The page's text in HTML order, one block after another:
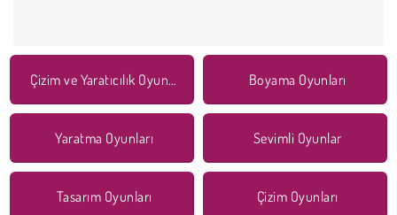
Çizim ve Yaratıcılık Oyunları Boyama Oyunları
Yaratma Oyunları Sevimli Oyunlar
Tasarım Oyunları Çizim Oyunları